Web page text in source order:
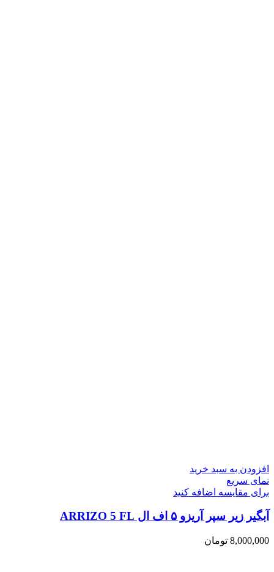
افزودن به سبد خرید
نمای سریع
برای مقایسه اضافه کنید
آبگیر زیر سپر آریزو ۵ اف ال ARRIZO 5 FL
8,000,000 تومان